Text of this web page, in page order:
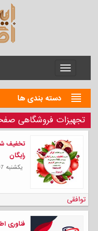
Menu
دسته بندی ها
تجهیزات فروشگاهی
تخفیف
رایگان
يكشنبه 07 اسفند 1401
توافقی
فناوری